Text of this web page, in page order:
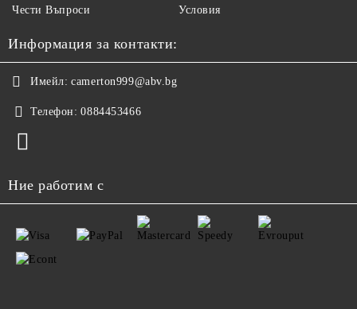
Чести Въпроси Условия
Информация за контакти:
Имейл: camerton999@abv.bg
Телефон: 0884453466
Ние работим с